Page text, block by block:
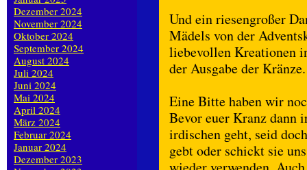
Und ein riesengroßer
Mädels von der
liebevollen Kreationen
der Ausgabe der Kränze.
Eine Bitte haben wir
Bevor euer Kranz dann
irdischen geht, seid
gebt oder schickt sie
Dezember 2024
November 2024
Oktober 2024
September 2024
August 2024
Juli 2024
Juni 2024
Mai 2024
April 2024
März 2024
Februar 2024
Januar 2024
Dezember 2023